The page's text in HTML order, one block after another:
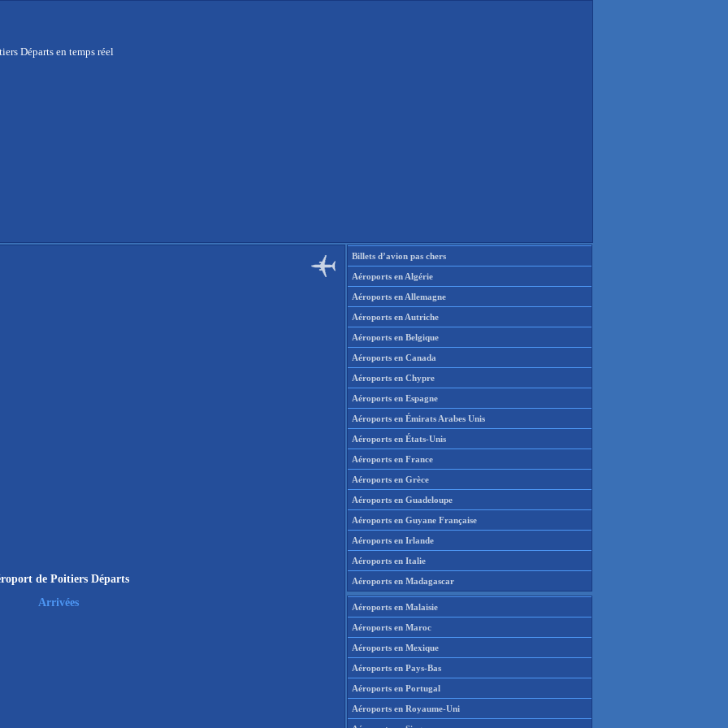
Départs en temps réel
de Poitiers Départs
Arrivées
Billets d’avion pas chers
Aéroports en Algérie
Aéroports en Allemagne
Aéroports en Autriche
Aéroports en Belgique
Aéroports en Canada
Aéroports en Chypre
Aéroports en Espagne
Aéroports en Émirats Arabes Unis
Aéroports en États-Unis
Aéroports en France
Aéroports en Grèce
Aéroports en Guadeloupe
Aéroports en Guyane Française
Aéroports en Irlande
Aéroports en Italie
Aéroports en Madagascar
Aéroports en Malaisie
Aéroports en Maroc
Aéroports en Mexique
Aéroports en Pays-Bas
Aéroports en Portugal
Aéroports en Royaume-Uni